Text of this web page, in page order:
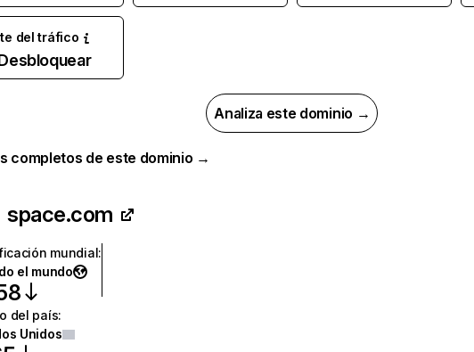
del tráfico
Analiza este dominio →
completos de este dominio →
space.com
mundial:
el mundo
del país:
Unidos